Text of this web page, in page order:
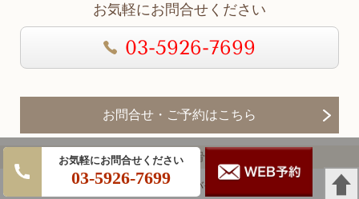
03-5926-7699
ネット予
約はこち
お気軽にお問合せください
03-5926-7699
お問合せ・ご予約はこちら
(c) 手塚接骨院
パソコン ｜モバイル